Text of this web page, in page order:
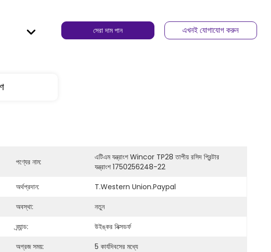
সেরা দাম পান এখনই যোগাযোগ করুন
পণ্যের নাম:
এটিএম যন্ত্রাংশ Wincor TP28 তাপীয় রসিদ প্রিন্টার
যন্ত্রাংশ 1750256248-22
অর্থপ্রদান:
T.Western Union.Paypal
অবস্থা:
নতুন
ব্র্যান্ড:
উইঙ্কর নিক্সডর্ফ
অগ্রজ সময়:
5 কার্যদিবসের মধ্যে